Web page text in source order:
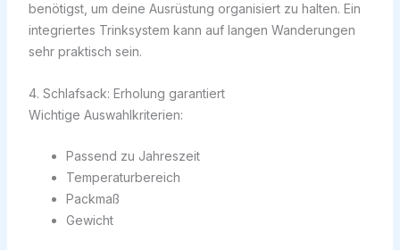
benötigst, um deine Ausrüstung organisiert zu halten. Ein
integriertes Trinksystem kann auf langen Wanderungen
sehr praktisch sein.
4. Schlafsack: Erholung garantiert
Wichtige Auswahlkriterien:
Passend zu Jahreszeit
Temperaturbereich
Packmaß
Gewicht